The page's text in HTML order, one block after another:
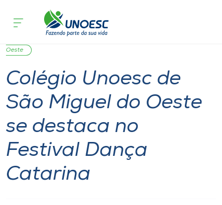
Cursos
Onde estamos
Pesquisa
Atendimento ao Estudante
Portal de Ensino
A
Colégios
Oeste
Colégio Unoesc de
São Miguel do Oeste
se destaca no
Festival Dança
Catarina